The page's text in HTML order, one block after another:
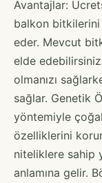
Avantajlar:
balkon
eder. Mevcut
elde
olmanızı
sağlar. Genetik
yöntemiyle
özelliklerini
niteliklere sahip
anlamına gelir.